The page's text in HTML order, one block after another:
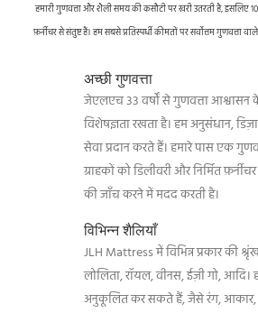
हमारी गुणवत्ता और शैली समय की कसौटी पर खरी उतरती है, इसलिए
फ़र्नीचर से संतुष्ट हैं।हम सबसे प्रतिस्पर्धी कीमतों पर सर्वोत्तम गुणवत्ता
अच्छी गुणवत्ता
जेएलएच 33 वर्षों से गुणवत्ता आश्वासन
विशेषज्ञता रखता है। हम अनुसंधान,
सेवा प्रदान करते हैं। हमारे पास एक
ग्राहकों को डिलीवरी और निर्मित
की जाँच करने में मदद करती है।
विभिन्न शैलियाँ
JLH Mattress में विभिन्न प्रकार की
लोलिता, रॉयल, वीनस, ईज़ी गो, आदि।
अनुकूलित कर सकते हैं, जैसे रंग,